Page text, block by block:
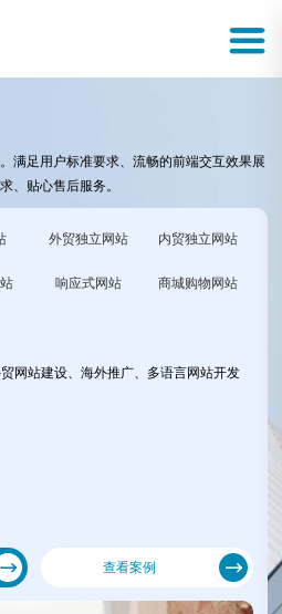
满足用户标准要求、流畅的前端交互效果展
、贴心售后服务。
外贸独立网站 内贸独立网站
响应式网站 商城购物网站
网站建设、海外推广、多语言网站开发
查看案例